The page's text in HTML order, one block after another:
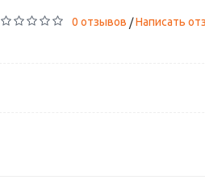
0 отзывов /Написать